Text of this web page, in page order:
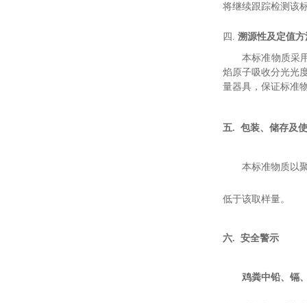
将继续跟踪检测该
四. 溯源性及定值方
本标准物质采
焰原子吸收分光光
量器具，保证标准
五. 包装、储存及
本标准物质以
低于该取样量。
六. 安全警示
鸡粪中铅、镉